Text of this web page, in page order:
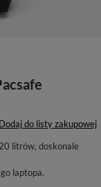
Dodaj do listy zakupowej
litrów, doskonale
laptopa.